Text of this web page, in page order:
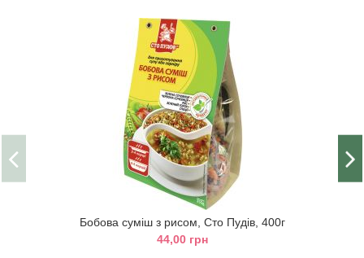
Бобова суміш з рисом, Сто Пудів, 400г
44,00 грн